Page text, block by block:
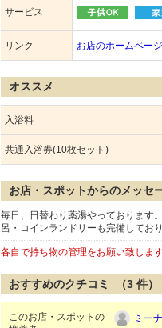
サービス
リンク お店のホームページ
オススメ
入浴料
共通入浴券(10枚セット)
お店・スポットからのメッセ
毎日、日替わり薬湯やっております
呂・コインランドリーも完備してお
各自で持ち物の管理をお願い致しま
おすすめのクチコミ （3 件）
このお店・スポットの
ミーナ